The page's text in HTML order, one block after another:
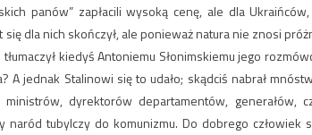
panów” zapłacili wysoką cenę, ale dla
dla nich skończył, ale ponieważ natura nie znosi
kiedyś Antoniemu Słonimskiemu jego
jednak Stalinowi się to udało; skądciś nabrał
dyrektorów departamentów, generałów,
tubylczy do komunizmu. Do dobrego człowiek